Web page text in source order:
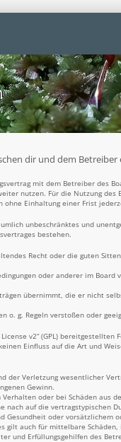
dir und dem
mit dem Betreiber des
nutzen. Für die Nutzung
Einhaltung einer Frist
unbeschränktes und
bestehen.
Recht oder die guten
oder anderer im
übernimmt, die er nicht
g. Regeln verstoßen oder
v2“ (GPL) bereitgestellten
Einfluss auf die Art und
der Verletzung wesentlicher
Gewinn.
oder bei Schäden
auf die
oder
gilt auch für mittelbare
und Erfüllungsgehilfen des